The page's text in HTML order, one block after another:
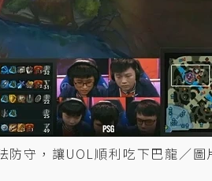
防守，讓UOL順利吃下巴龍／圖